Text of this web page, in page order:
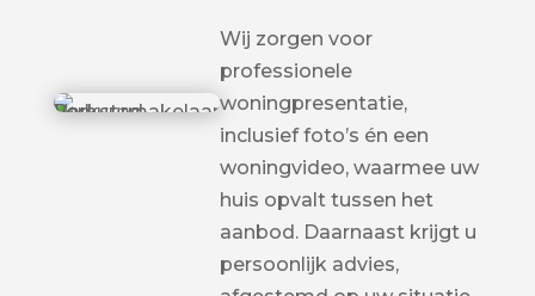
Wij zorgen voor
professionele
woningpresentatie,
inclusief foto’s én een
woningvideo, waarmee uw
huis opvalt tussen het
aanbod. Daarnaast krijgt u
persoonlijk advies,